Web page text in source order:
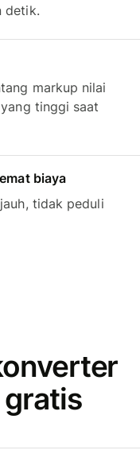
detik.
markup nilai
tinggi saat
biaya
tidak peduli
gratis